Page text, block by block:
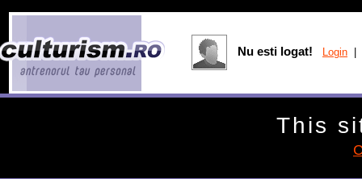
Nu esti logat! Login
This